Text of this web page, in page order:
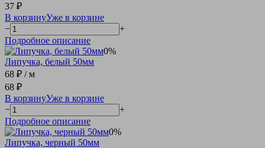
37 ₽
В корзинуУже в корзине
−
+
Подробное описание
0%
Липучка, белый 50мм
68 ₽ / м
68 ₽
В корзинуУже в корзине
−
+
Подробное описание
0%
Липучка, черный 50мм